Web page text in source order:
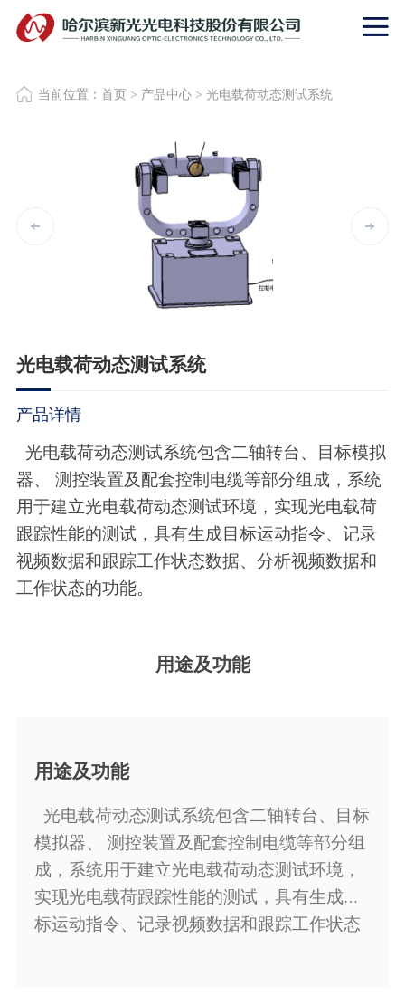
当前位置： 首页> 产品中心> 光电载荷动态测试系统
光电载荷动态测试系统
产品详情
光电载荷动态测试系统包含二轴转台、目标模拟
器、
测控装置及配套控制电缆等部分组成，系统
用于建立光电载荷动态测试环境，实现光电载荷
跟踪性能的测试，具有生成目标运动指令、记录
视频数据和跟踪工作状态数据、分析视频数据和
工作状态的功能。
用途及功能
用途及功能
光电载荷动态测试系统包含二轴转台、目标
模拟器、
测控装置及配套控制电缆等部分组
成，系统用于建立光电载荷动态测试环境，
实现光电载荷跟踪性能的测试，具有生成目
标运动指令、记录视频数据和跟踪工作状态